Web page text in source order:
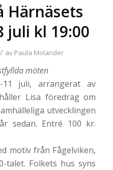
Härnäsets
juli kl 19:00
/ av Paula Molander
möten
11 juli, arrangerat av
Lisa föredrag om
utvecklingen
sedan. Entré 100 kr.
motiv från Fågelviken,
talet. Folkets hus syns